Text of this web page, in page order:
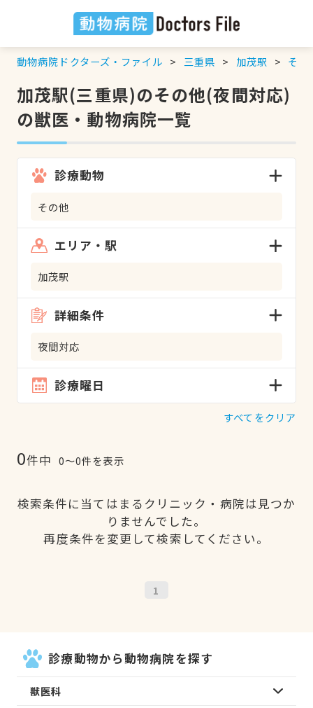
動物病院ドクターズ・ファイル 三重県 加茂駅 その
加茂駅(三重県)のその他(夜間対応)
の獣医・動物病院一覧
診療動物
その他
エリア・駅
加茂駅
詳細条件
夜間対応
診療曜日
すべてをクリア
0件中 0〜0件を表示
検索条件に当てはまるクリニック・病院は見つか
りませんでした。
再度条件を変更して検索してください。
1
診療動物から動物病院を探す
獣医科